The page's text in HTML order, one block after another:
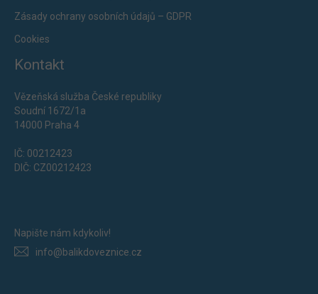
Zásady ochrany osobních údajů – GDPR
Cookies
Kontakt
Vězeňská služba České republiky
Soudní 1672/1a
14000 Praha 4
IČ: 00212423
DIČ: CZ00212423
Napište nám kdykoliv!
info@balikdoveznice.cz